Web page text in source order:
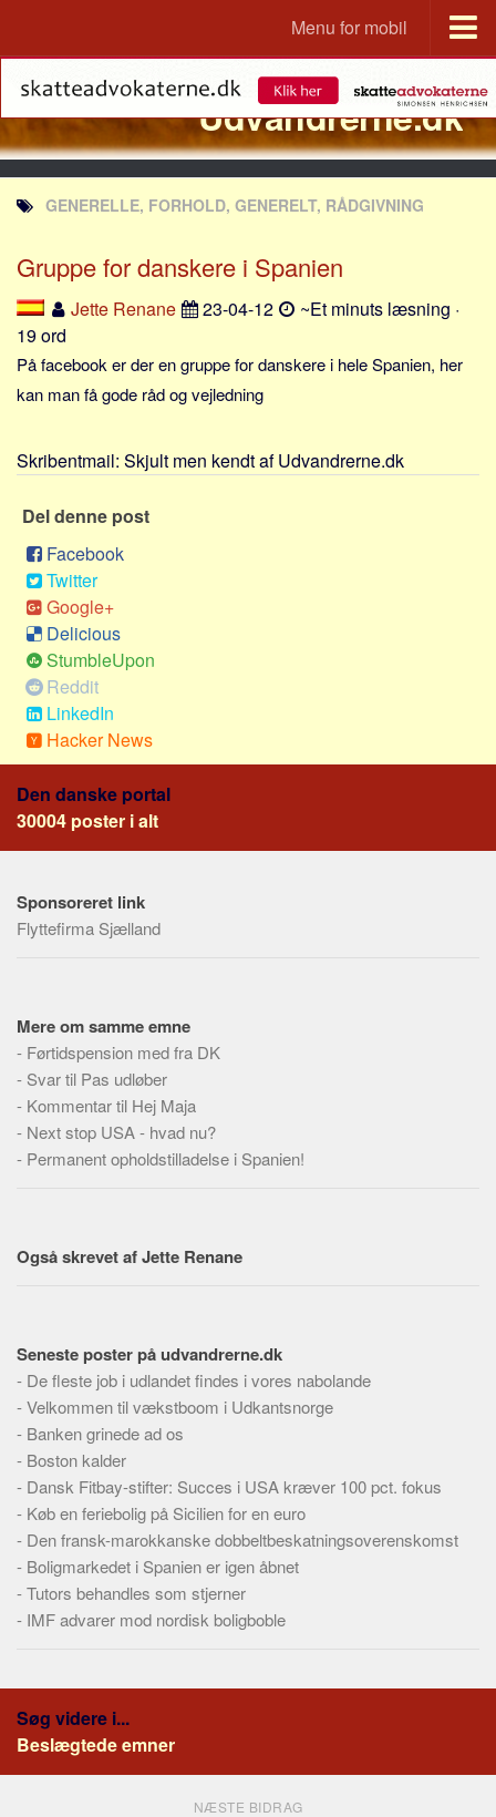
Menu for mobil
Portal
Udvandrerne.dk
Utvandrerne.no
Utvandrarna.se
Tyskland.dk
England.dk
Rusland.dk
JLKM.dk
Lande
Tyrkiet
Frankrig
Sverige
Thailand
Italien
Grækenland
USA
Alle
Nøgleord
Bolig
Job
Investering
Pension og opsparing
Transport
Alle
Aspekter
Køb og salg
Skatter og afgifter
Alle
Meta
Dokumenttyper
Emner
Skribenter
Personer
Steder
Kilder
Webstedet
Forhistorien
Redigering
Udvandrerne.dk
GENERELLE, FORHOLD, GENERELT, RÅDGIVNING
Gruppe for danskere i Spanien
Jette Renane 23-04-12
~Et minuts læsning ·
19 ord
På facebook er der en gruppe for danskere i hele Spanien, her
kan man få gode råd og vejledning
Skribentmail: Skjult men kendt af Udvandrerne.dk
Del denne post
Facebook
Twitter
Google+
Delicious
StumbleUpon
Reddit
LinkedIn
Hacker News
Den danske portal
30004 poster i alt
Sponsoreret link
Flyttefirma Sjælland
Mere om samme emne
- Førtidspension med fra DK
- Svar til Pas udløber
- Kommentar til Hej Maja
- Next stop USA - hvad nu?
- Permanent opholdstilladelse i Spanien!
Også skrevet af Jette Renane
Seneste poster på udvandrerne.dk
- De fleste job i udlandet findes i vores nabolande
-Velkommen til vækstboom i Udkantsnorge
- Banken grinede ad os
- Boston kalder
- Dansk Fitbay-stifter: Succes i USA kræver 100 pct. fokus
- Køb en feriebolig på Sicilien for en euro
- Den fransk-marokkanske dobbeltbeskatningsoverenskomst
- Boligmarkedet i Spanien er igen åbnet
-Tutors behandles som stjerner
- IMF advarer mod nordisk boligboble
Søg videre i...
Beslægtede emner
NÆSTE BIDRAG